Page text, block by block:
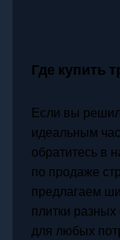
Где купить
Если вы
идеальным
обратитесь в
по продаже
предлагаем
плитки
для любых